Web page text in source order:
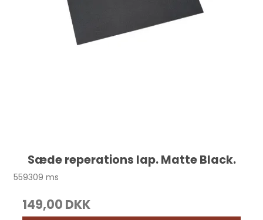
Sæde reperations lap. Matte Black.
559309 ms
149,00 DKK